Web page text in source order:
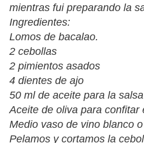
mientras fui preparando la
Ingredientes:
Lomos de bacalao.
2 cebollas
2 pimientos asados
4 dientes de ajo
50 ml de aceite para la salsa
Aceite de oliva para confitar
Medio vaso de vino blanco
Pelamos y cortamos la